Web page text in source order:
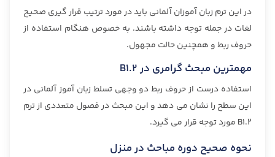
در این ترم زبان آموزان آلمانی باید در مورد ترتیب قرار گیری صحیح
لغات در جمله توجه داشته باشند. به خصوص هنگام استفاده از
حروف ربط و همچنین حالت مجهول.
مهمترین مبحث گرامری در B1.2
استفاده درست از حروف ربط دو وجهی تسلط زبان آموز آلمانی در
این سطح را نشان می دهد و این مبحث در فصول متعددی از ترم
B1.2 مورد توجه قرار می گیرد.
نحوه صحیح دوره مباحث در منزل